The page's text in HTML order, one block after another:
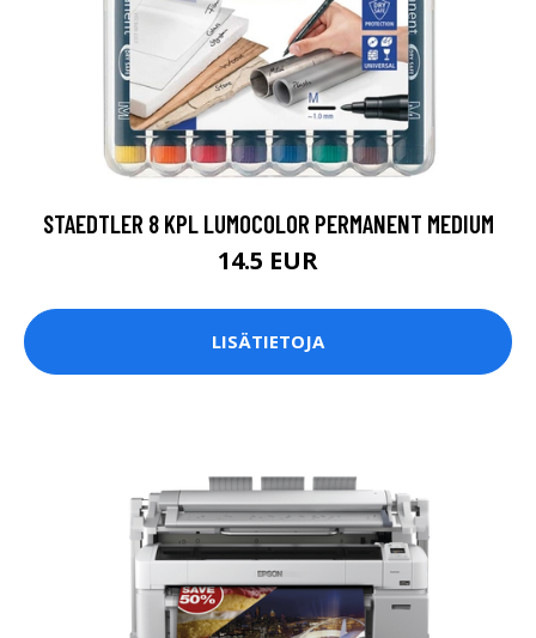
STAEDTLER 8 KPL LUMOCOLOR PERMANENT MEDIUM
14.5 EUR
LISÄTIETOJA